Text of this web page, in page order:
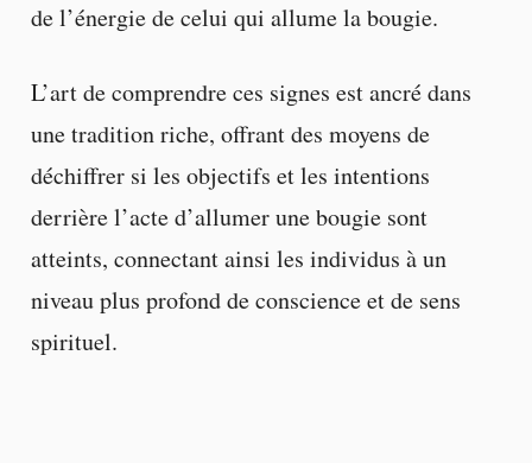
de l’énergie de celui qui allume la bougie.
L’art de comprendre ces signes est ancré dans
une tradition riche, offrant des moyens de
déchiffrer si les objectifs et les intentions
derrière l’acte d’allumer une bougie sont
atteints, connectant ainsi les individus à un
niveau plus profond de conscience et de sens
spirituel.